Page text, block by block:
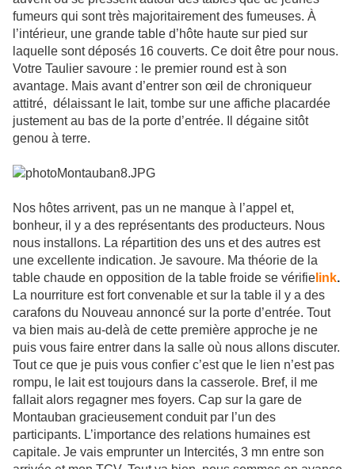
fumeurs qui sont très majoritairement des fumeuses. À
l’intérieur, une grande table d’hôte haute sur pied sur
laquelle sont déposés 16 couverts. Ce doit être pour nous.
Votre Taulier savoure : le premier round est à son
avantage. Mais avant d’entrer son œil de chroniqueur
attitré, délaissant le lait, tombe sur une affiche placardée
justement au bas de la porte d’entrée. Il dégaine sitôt
genou à terre.
Nos hôtes arrivent, pas un ne manque à l’appel et,
bonheur, il y a des représentants des producteurs. Nous
nous installons. La répartition des uns et des autres est
une excellente indication. Je savoure. Ma théorie de la
table chaude en opposition de la table froide se vérifie link.
La nourriture est fort convenable et sur la table il y a des
carafons du Nouveau annoncé sur la porte d’entrée. Tout
va bien mais au-delà de cette première approche je ne
puis vous faire entrer dans la salle où nous allons discuter.
Tout ce que je puis vous confier c’est que le lien n’est pas
rompu, le lait est toujours dans la casserole. Bref, il me
fallait alors regagner mes foyers. Cap sur la gare de
Montauban gracieusement conduit par l’un des
participants. L’importance des relations humaines est
capitale. Je vais emprunter un Intercités, 3 mn entre son